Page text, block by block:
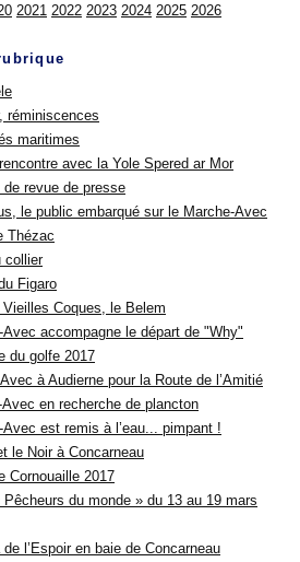
2021 2022 2023 2024 2025 2026
réminiscences
maritimes
avec la Yole Spered ar Mor
de revue de presse
le public embarqué sur le Marche-Avec
Thézac
collier
Figaro
Vieilles Coques, le Belem
Avec accompagne le départ de "Why"
du golfe 2017
Avec à Audierne pour la Route de l’Amitié
Avec en recherche de plancton
Avec est remis à l’eau... pimpant !
le Noir à Concarneau
Cornouaille 2017
Pêcheurs du monde » du 13 au 19 mars
de l’Espoir en baie de Concarneau